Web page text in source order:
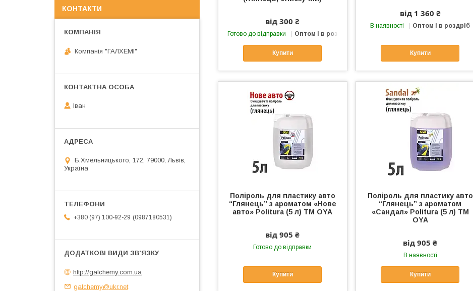
від 300 ₴
Готово до відправки Оптом і в роздріб
Купити
від 1 360 ₴
В наявності Оптом і в роздріб
Купити
Поліроль для пластику авто
“Глянець” з ароматом «Нове
авто» Politura (5 л) ТМ OYA
від 905 ₴
Готово до відправки
Купити
Поліроль для пластику авто
“Глянець” з ароматом
«Сандал» Politura (5 л) ТМ
OYA
від 905 ₴
В наявності
Купити
КОНТАКТИ
Компанія "ГАЛХЕМІ"
Іван
Б.Хмельницького, 172, 79000, Львів,
Україна
+380 (97) 100-92-29 0987180531
http://galchemy.com.ua
galchemy@ukr.net